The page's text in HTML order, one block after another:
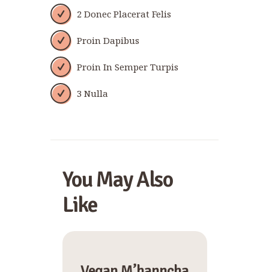
2 Donec Placerat Felis
Proin Dapibus
Proin In Semper Turpis
3 Nulla
You May Also
Like